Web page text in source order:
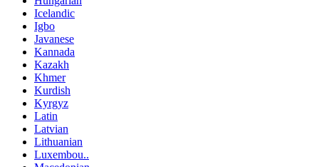
Icelandic
Igbo
Javanese
Kannada
Kazakh
Khmer
Kurdish
Kyrgyz
Latin
Latvian
Lithuanian
Luxembou..